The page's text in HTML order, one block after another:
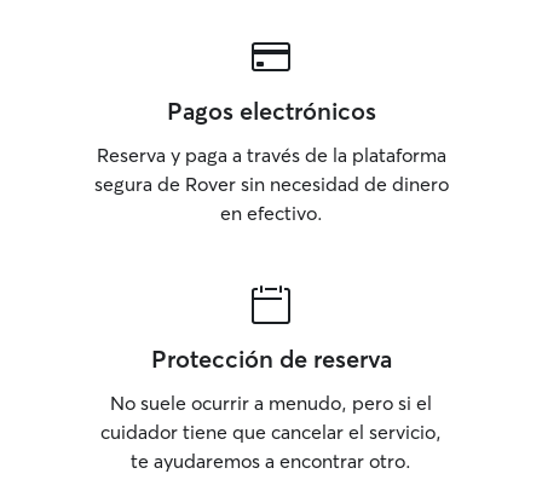
Pagos electrónicos
Reserva y paga a través de la plataforma
segura de Rover sin necesidad de dinero
en efectivo.
Protección de reserva
No suele ocurrir a menudo, pero si el
cuidador tiene que cancelar el servicio,
te ayudaremos a encontrar otro.